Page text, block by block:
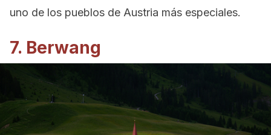
uno de los pueblos de Austria más especiales.
7. Berwang